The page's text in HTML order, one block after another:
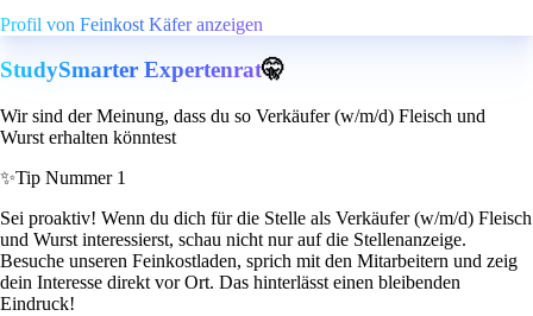
Profil von Feinkost Käfer anzeigen
StudySmarter Expertenrat🤫
Wir sind der Meinung, dass du so Verkäufer (w/m/d) Fleisch und
Wurst erhalten könntest
✨Tip Nummer 1
Sei proaktiv! Wenn du dich für die Stelle als Verkäufer (w/m/d) Fleisch
und Wurst interessierst, schau nicht nur auf die Stellenanzeige.
Besuche unseren Feinkostladen, sprich mit den Mitarbeitern und zeig
dein Interesse direkt vor Ort. Das hinterlässt einen bleibenden
Eindruck!